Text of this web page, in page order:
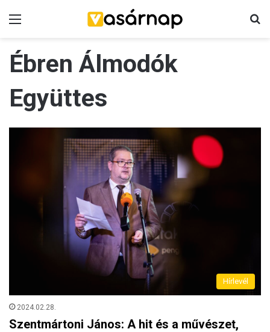
Ébren Álmodók
Együttes
Hírlevél
2024.02.28.
Szentmártoni János: A hit és a művészet,